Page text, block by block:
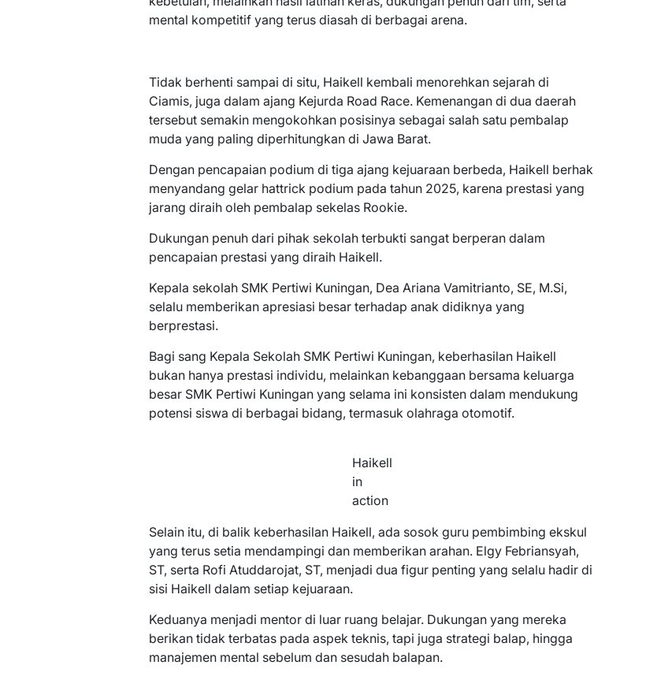
mental kompetitif yang terus diasah di berbagai arena.
Tidak berhenti sampai di situ, Haikell kembali menorehkan sejarah di
Ciamis, juga dalam ajang Kejurda Road Race. Kemenangan di dua daerah
tersebut semakin mengokohkan posisinya sebagai salah satu pembalap
muda yang paling diperhitungkan di Jawa Barat.
Dengan pencapaian podium di tiga ajang kejuaraan berbeda, Haikell berhak
menyandang gelar hattrick podium pada tahun 2025, karena prestasi yang
jarang diraih oleh pembalap sekelas Rookie.
Dukungan penuh dari pihak sekolah terbukti sangat berperan dalam
pencapaian prestasi yang diraih Haikell.
Kepala sekolah SMK Pertiwi Kuningan, Dea Ariana Vamitrianto, SE, M.Si,
selalu memberikan apresiasi besar terhadap anak didiknya yang
berprestasi.
Bagi sang Kepala Sekolah SMK Pertiwi Kuningan, keberhasilan Haikell
bukan hanya prestasi individu, melainkan kebanggaan bersama keluarga
besar SMK Pertiwi Kuningan yang selama ini konsisten dalam mendukung
potensi siswa di berbagai bidang, termasuk olahraga otomotif.
Haikell
in
action
Selain itu, di balik keberhasilan Haikell, ada sosok guru pembimbing ekskul
yang terus setia mendampingi dan memberikan arahan. Elgy Febriansyah,
ST, serta Rofi Atuddarojat, ST, menjadi dua figur penting yang selalu hadir di
sisi Haikell dalam setiap kejuaraan.
Keduanya menjadi mentor di luar ruang belajar. Dukungan yang mereka
berikan tidak terbatas pada aspek teknis, tapi juga strategi balap, hingga
manajemen mental sebelum dan sesudah balapan.